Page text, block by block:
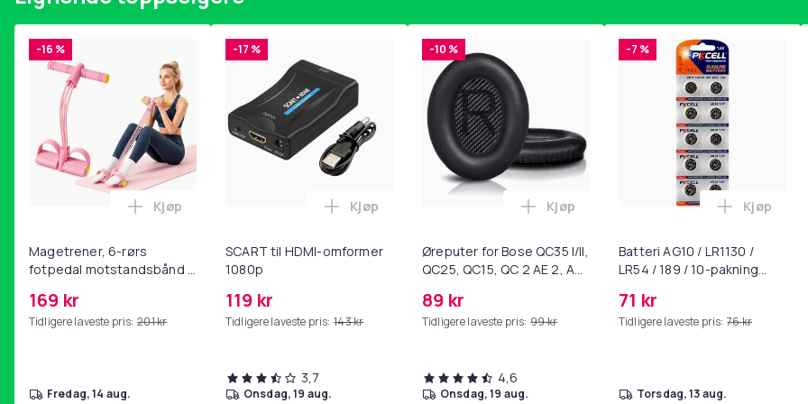
-16 %
Magetrener, 6-rørs
fotpedal motstandsbånd -
yoga og
hjemmegymnastikk Pink
169 kr
Tidligere laveste pris: 201 kr
Legg Magetrener, 6-rørs fotpedal motstandsbånd - mage- og kjernetrening, yoga og
Kjøp
fredag, 14 aug.
-17 %
SCART til HDMI-omformer
1080p
119 kr
Tidligere laveste pris: 143 kr
Legg SCART til HDMI-omformer 1080p i handlekurven
Kjøp
3,7
onsdag, 19 aug.
-10 %
Øreputer for Bose QC35 I/II,
QC25, QC15, QC 2 AE 2, AE
SoundLink Black
89 kr
Tidligere laveste pris: 99 kr
Legg Øreputer for Bose QC35 I/II, QC25,
Kjøp
4,6
onsdag, 19 aug.
-7 %
Batteri AG10 / LR1130 /
LR54 / 189 / 10-pakning
71 kr
Tidligere laveste pris: 76 kr
Legg
Kjøp
torsdag, 13 aug.